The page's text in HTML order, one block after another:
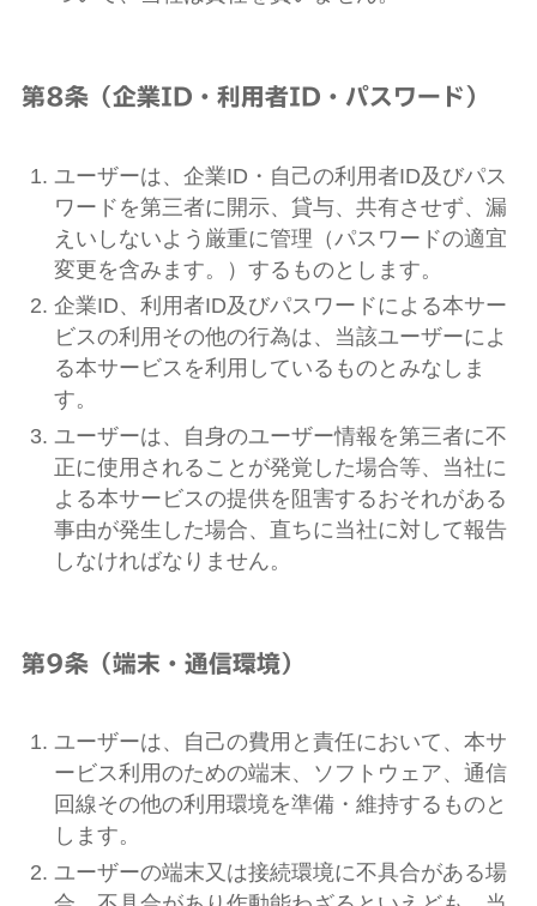
第8条（企業ID・利用者ID・パスワード）
ユーザーは、企業ID・自己の利用者ID及びパス
ワードを第三者に開示、貸与、共有させず、漏
えいしないよう厳重に管理（パスワードの適宜
変更を含みます。）するものとします。
企業ID、利用者ID及びパスワードによる本サー
ビスの利用その他の行為は、当該ユーザーによ
る本サービスを利用しているものとみなしま
す。
ユーザーは、自身のユーザー情報を第三者に不
正に使用されることが発覚した場合等、当社に
よる本サービスの提供を阻害するおそれがある
事由が発生した場合、直ちに当社に対して報告
しなければなりません。
第9条（端末・通信環境）
ユーザーは、自己の費用と責任において、本サ
ービス利用のための端末、ソフトウェア、通信
回線その他の利用環境を準備・維持するものと
します。
ユーザーの端末又は接続環境に不具合がある場